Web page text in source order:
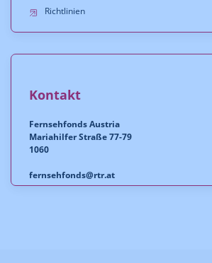
Richtlinien
Kontakt
Fernsehfonds Austria
Mariahilfer Straße 77-79
1060
fernsehfonds@rtr.at